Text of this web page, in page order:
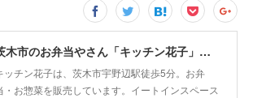
茨木市のお弁当やさん「キッチン花子」ちょい飲みスペース「サウス」
ッチン花子は、茨木市宇野辺駅徒歩5分。お弁
・お惣菜を販売しています。イートインスペース